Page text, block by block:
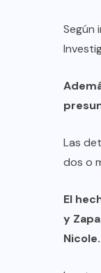
Según
Las
dos o
El
y
Nicole.